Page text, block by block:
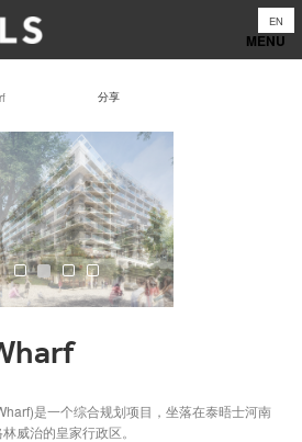
EN
分享
是一个综合规划项目，坐落在泰晤士河南
威治的皇家行政区。